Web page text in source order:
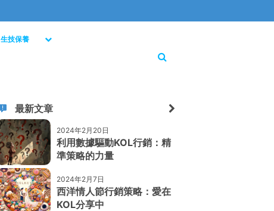
生技保養
最新文章
2024年2月20日
利用數據驅動KOL行銷：精
準策略的力量
2024年2月7日
西洋情人節行銷策略：愛在
KOL分享中